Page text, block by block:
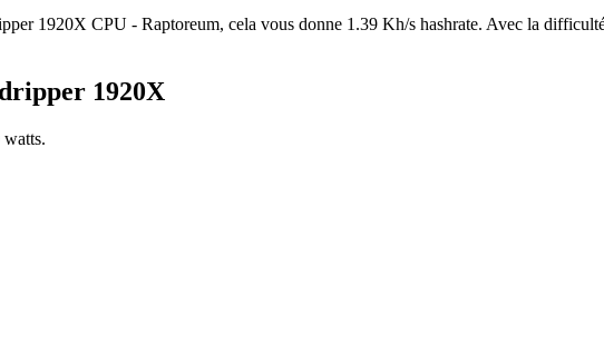
1920X CPU - Raptoreum, cela vous donne 1.39 Kh/s hashrate. Avec la
1920X